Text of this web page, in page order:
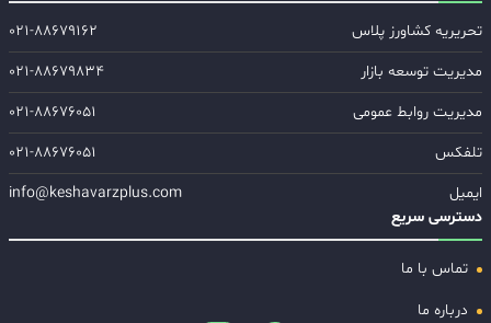
تحریریه کشاورز پلاس
۰۲۱-۸۸۶۷۹۱۶۲
مدیریت توسعه بازار
۰۲۱-۸۸۶۷۹۸۳۴
مدیریت روابط عمومی
۰۲۱-۸۸۶۷۶۰۵۱
تلفکس
۰۲۱-۸۸۶۷۶۰۵۱
ایمیل
info@keshavarzplus.com
دسترسی سریع
تماس با ما
درباره ما